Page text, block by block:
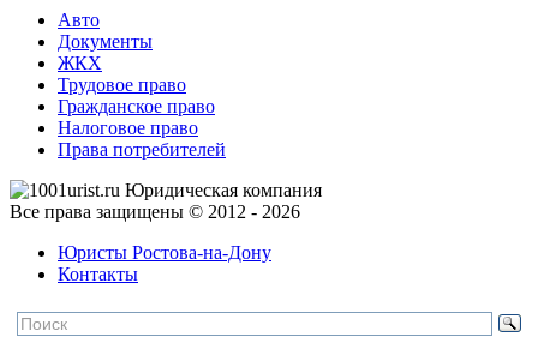
Авто
Документы
ЖКХ
Трудовое право
Гражданское право
Налоговое право
Права потребителей
Все права защищены © 2012 - 2026
Юристы Ростова-на-Дону
Контакты